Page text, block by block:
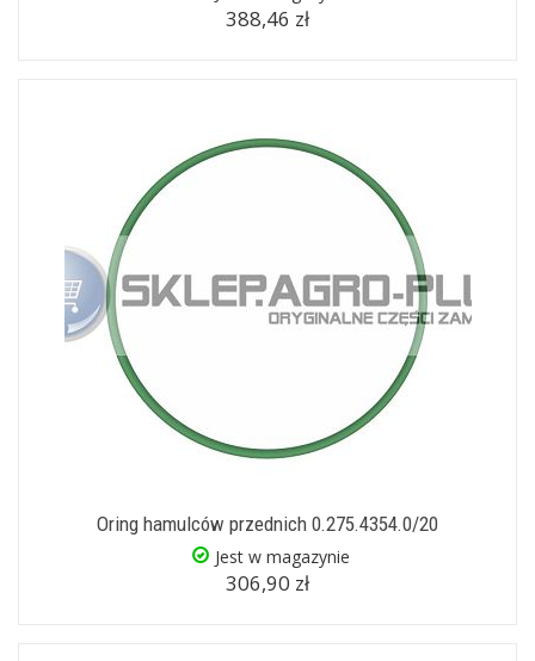
388,46 zł
Oring hamulców przednich 0.275.4354.0/20
Jest w magazynie
306,90 zł